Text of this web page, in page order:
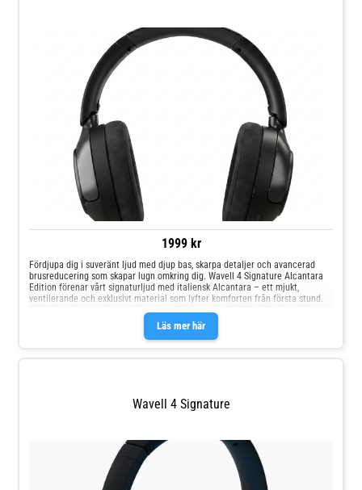
1999 kr
Läs mer här
Fördjupa dig i suveränt ljud med djup bas, skarpa detaljer och avancerad
brusreducering som skapar lugn omkring dig. Wavell 4 Signature Alcantara
Edition förenar vårt signaturljud med italiensk Alcantara – ett mjukt,
ventilerande och exklusivt material som lyfter komforten från första stund.
En diskret lyx som gör varje lyssning till något särskilt.Känt för sitt exklusiva
uttryck, sin mjuka känsla och raffinerade finish är Alcantara ett italienskt
material som används i allt från lyxiga bilinredningar till premiumprodukter
inom design och livsstil.Scandinavian Sound. Italian Design.
Wavell 4 Signature